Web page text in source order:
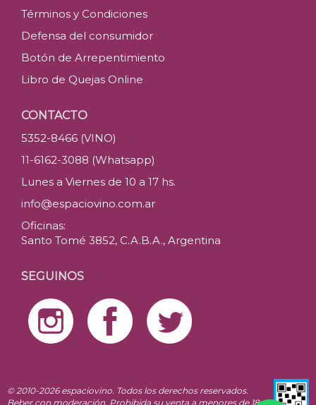
Términos y Condiciones
Defensa del consumidor
Botón de Arrepentimiento
Libro de Quejas Online
CONTACTO
5352-8466 (VINO)
11-6162-3088 (Whatsapp)
Lunes a Viernes de 10 a 17 hs.
info@espaciovino.com.ar
Oficinas:
Santo Tomé 3852, C.A.B.A., Argentina
SEGUINOS
© 2010-2026 espaciovino. Todos los derechos reservados.
Beber con moderación. Prohibida su venta a menores de 18